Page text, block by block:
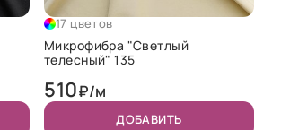
17 цветов
Микрофибра "Светлый
телесный" 135
510₽/м
ДОБАВИТЬ